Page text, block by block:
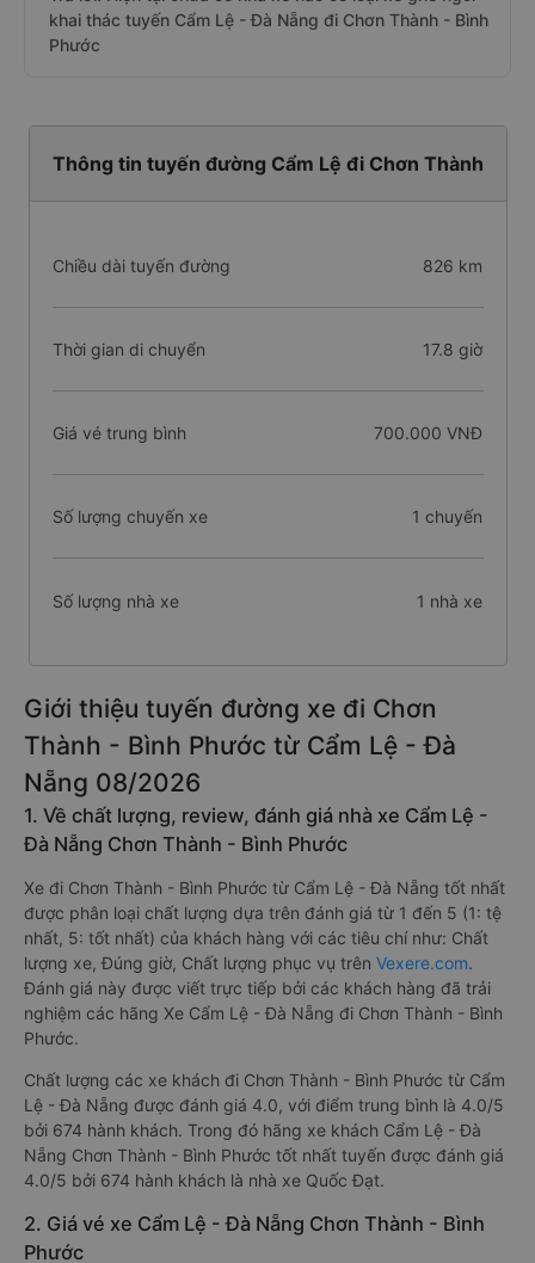
khai thác tuyến Cẩm Lệ - Đà Nẵng đi Chơn Thành - Bình
Phước
Thông tin tuyến đường Cẩm Lệ đi Chơn Thành
Chiều dài tuyến đường 826 km
Thời gian di chuyển 17.8 giờ
Giá vé trung bình 700.000 VNĐ
Số lượng chuyến xe 1 chuyến
Số lượng nhà xe 1 nhà xe
Giới thiệu tuyến đường xe đi Chơn
Thành - Bình Phước từ Cẩm Lệ - Đà
Nẵng 08/2026
1. Về chất lượng, review, đánh giá nhà xe Cẩm Lệ -
Đà Nẵng Chơn Thành - Bình Phước
Xe đi Chơn Thành - Bình Phước từ Cẩm Lệ - Đà Nẵng tốt nhất
được phân loại chất lượng dựa trên đánh giá từ 1 đến 5 (1: tệ
nhất, 5: tốt nhất) của khách hàng với các tiêu chí như: Chất
lượng xe, Đúng giờ, Chất lượng phục vụ trên Vexere.com.
Đánh giá này được viết trực tiếp bởi các khách hàng đã trải
nghiệm các hãng Xe Cẩm Lệ - Đà Nẵng đi Chơn Thành - Bình
Phước.
Chất lượng các xe khách đi Chơn Thành - Bình Phước từ Cẩm
Lệ - Đà Nẵng được đánh giá 4.0, với điểm trung bình là 4.0/5
bởi 674 hành khách. Trong đó hãng xe khách Cẩm Lệ - Đà
Nẵng Chơn Thành - Bình Phước tốt nhất tuyến được đánh giá
4.0/5 bởi 674 hành khách là nhà xe Quốc Đạt.
2. Giá vé xe Cẩm Lệ - Đà Nẵng Chơn Thành - Bình
Phước